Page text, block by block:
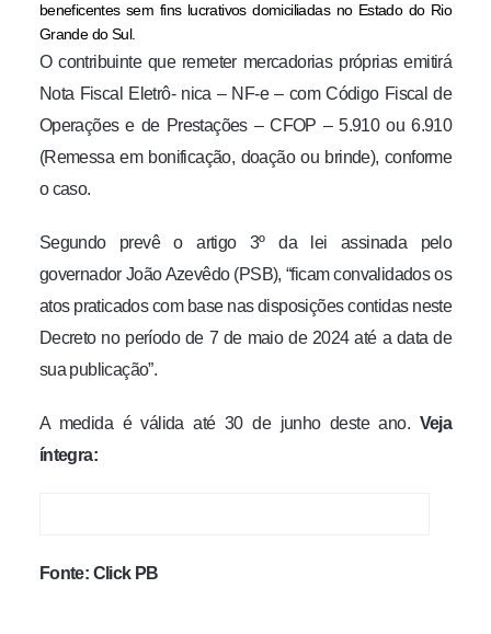
beneficentes sem fins lucrativos domiciliadas no Estado do Rio
Grande do Sul.
O contribuinte que remeter mercadorias próprias emitirá
Nota Fiscal Eletrô- nica – NF-e – com Código Fiscal de
Operações e de Prestações – CFOP – 5.910 ou 6.910
(Remessa em bonificação, doação ou brinde), conforme
o caso.
Segundo prevê o artigo 3º da lei assinada pelo
governador João Azevêdo (PSB), “ficam convalidados os
atos praticados com base nas disposições contidas neste
Decreto no período de 7 de maio de 2024 até a data de
sua publicação”.
A medida é válida até 30 de junho deste ano. Veja
íntegra:
Fonte: Click PB